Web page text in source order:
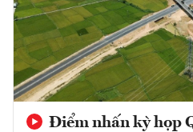
Điểm nhấn kỳ họp